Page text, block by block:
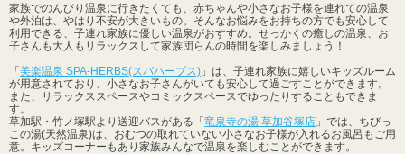
家族でのんびり温泉に行きたくても、赤ちゃんや小さなお子様を連れての温泉
や外泊は、やはり不安が大きいもの。そんなお悩みをお持ちの方でも安心して
利用できる、子連れ家族に優しい温泉がおすすめ。せっかくの癒しの温泉、お
子さんも大人もリラックスして家族団らんの時間を楽しみましょう！
「美楽温泉 SPA-HERBS(スパハーブス) 」は、子連れ家族に嬉しいキッズルーム
が用意されており、小さなお子さんがいても安心して過ごすことができます。
また、リラックススペースやコミックスペースでゆったりすることもできま
す。
草加駅・竹ノ塚駅より送迎バスがある「竜泉寺の湯 草加谷塚店 」では、ちびっ
この湯(天然温泉)は、おむつの取れていない小さなお子様が入れるお風呂もご用
意。キッズコーナーもあり家族みんなで温泉を楽しむことができます。